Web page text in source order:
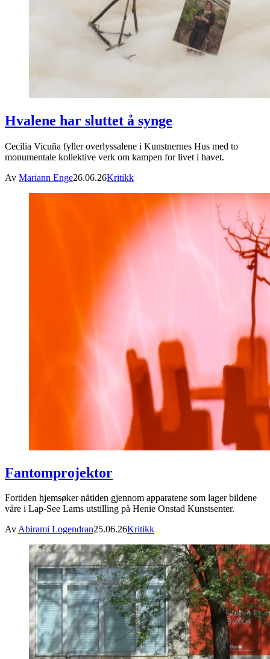
Hvalene har sluttet å synge
Cecilia Vicuña fyller overlyssalene i Kunstnernes Hus med to
monumentale kollektive verk om kampen for livet i havet.
Av Mariann Enge26.06.26Kritikk
Fantomprojektor
Fortiden hjemsøker nåtiden gjennom apparatene som lager bildene
våre i Lap-See Lams utstilling på Henie Onstad Kunstsenter.
AvAbirami Logendran25.06.26Kritikk